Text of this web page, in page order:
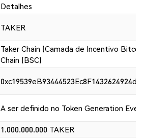
Detalhes
TAKER
Taker Chain (Camada de Incentivo
Chain (BSC)
A ser definido no Token Generation
1.000.000.000 TAKER